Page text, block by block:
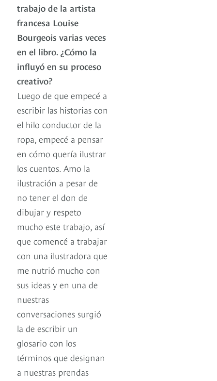
trabajo de la artista
francesa Louise
Bourgeois varias veces
en el libro. ¿Cómo la
influyó en su proceso
creativo?
Luego de que empecé a
escribir las historias con
el hilo conductor de la
ropa, empecé a pensar
en cómo quería ilustrar
los cuentos. Amo la
ilustración a pesar de
no tener el don de
dibujar y respeto
mucho este trabajo, así
que comencé a trabajar
con una ilustradora que
me nutrió mucho con
sus ideas y en una de
nuestras
conversaciones surgió
la de escribir un
glosario con los
términos que designan
a nuestras prendas